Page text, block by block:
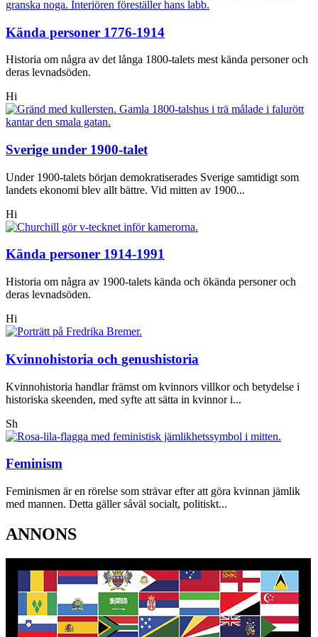
Kända personer 1776-1914
Historia om några av det långa 1800-talets mest kända personer och
deras levnadsöden.
Hi
Sverige under 1900-talet
Under 1900-talets början demokratiserades Sverige samtidigt som
landets ekonomi blev allt bättre. Vid mitten av 1900...
Hi
Kända personer 1914-1991
Historia om några av 1900-talets kända och ökända personer och
deras levnadsöden.
Hi
Kvinnohistoria och genushistoria
Kvinnohistoria handlar främst om kvinnors villkor och betydelse i
historiska skeenden, med syfte att sätta in kvinnor i...
Sh
Feminism
Feminismen är en rörelse som strävar efter att göra kvinnan jämlik
med mannen. Detta gäller såväl socialt, politiskt...
ANNONS